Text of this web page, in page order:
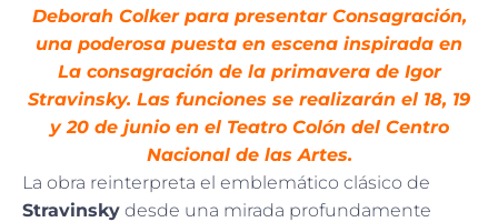
Deborah Colker para presentar Consagración,
una poderosa puesta en escena inspirada en
La consagración de la primavera de Igor
Stravinsky. Las funciones se realizarán el 18, 19
y 20 de junio en el Teatro Colón del Centro
Nacional de las Artes.
La obra reinterpreta el emblemático clásico de
Stravinsky desde una mirada profundamente